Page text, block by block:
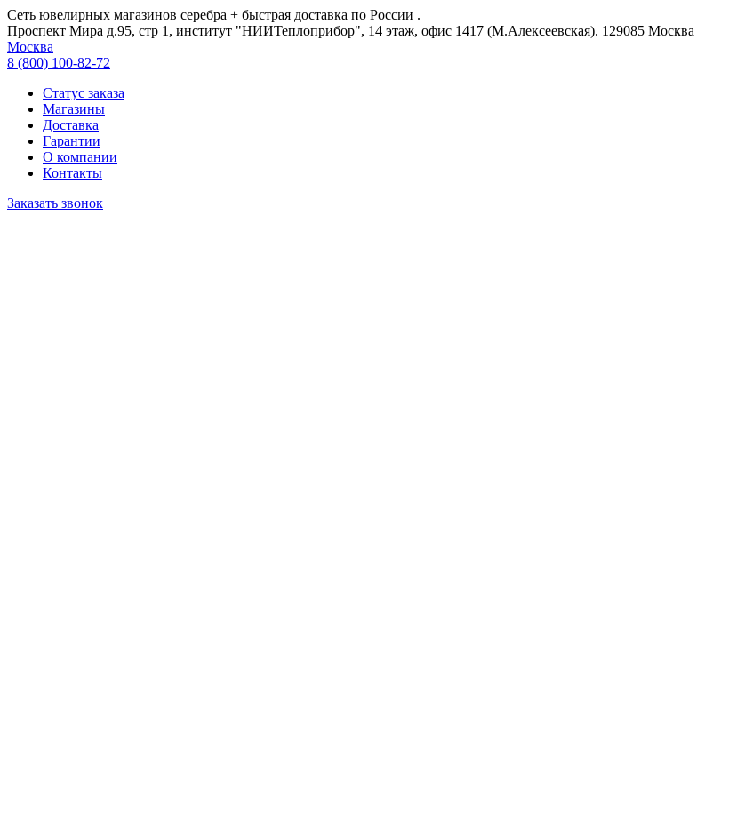
Сеть ювелирных магазинов серебра + быстрая доставка по России .
Проспект Мира д.95, стр 1, институт "НИИТеплоприбор", 14 этаж, офис 1417 (М.Алексеевская). 129085 Москва
Москва
8 (800) 100-82-72
Статус заказа
Магазины
Доставка
Гарантии
О компании
Контакты
Заказать звонок